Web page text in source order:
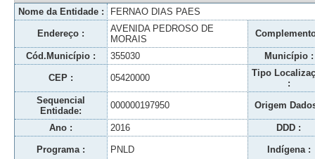
Nome da Entidade :
FERNAO DIAS PAES
Endereço :
AVENIDA PEDROSO DE
MORAIS
Cód.Município : 355030 Município :
CEP : 05420000
Tipo
:
Sequencial
Entidade:
000000197950 Origem
Ano : 2016 DDD :
Programa : PNLD Indígena :